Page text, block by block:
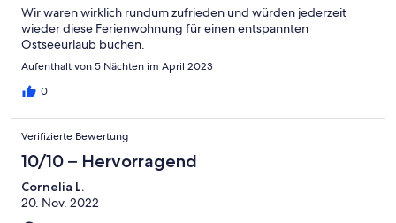
Wir waren wirklich rundum zufrieden und würden jederzeit
wieder diese Ferienwohnung für einen entspannten
Ostseeurlaub buchen.
Aufenthalt von 5 Nächten im April 2023
0
Verifizierte Bewertung
10/10 – Hervorragend
Cornelia L.
20. Nov. 2022